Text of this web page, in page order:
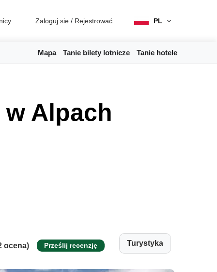
Zaloguj sie / Rejestrować PL
Mapa Tanie bilety lotnicze Tanie hotele
Alpach
ocena) Prześlij recenzję Turystyka